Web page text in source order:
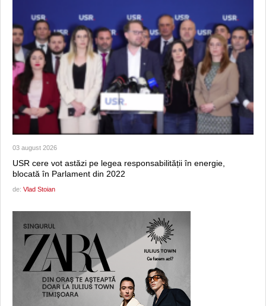
03 august 2026
USR cere vot astăzi pe legea responsabilității în energie,
blocată în Parlament din 2022
de: Vlad Stoian